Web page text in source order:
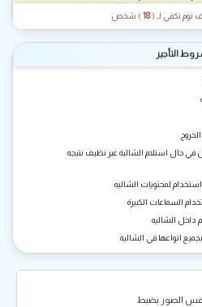
نوم تكفي لـ (
18 ) شخص
التأجير
في حال استلام الشالية غير نظيف نتيجه
لمحتويات الشاليه
السماعات الكبيرة
داخل الشاليه
انواعها في الشاليه
الصور بضبط